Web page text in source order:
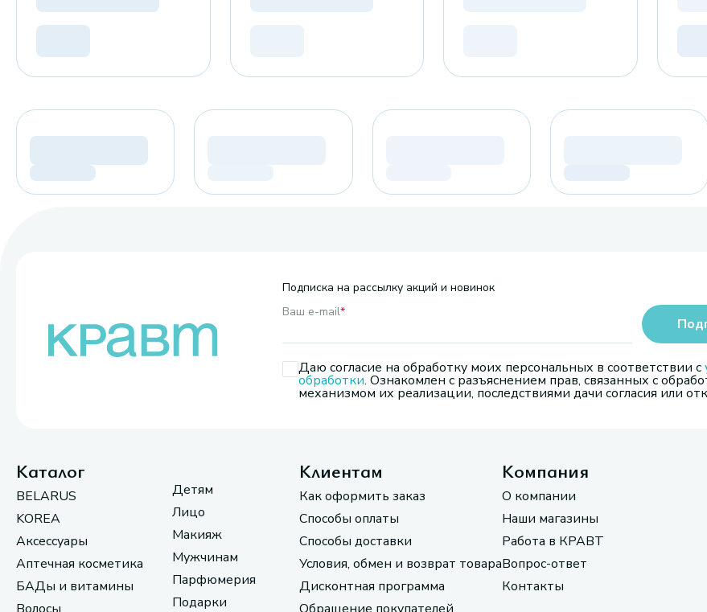
Подписка на рассылку акций и новинок
Ваш e-mail*
Даю согласие на обработку моих персональных в соответствии с
обработки. Ознакомлен с разъяснением прав, связанных с
механизмом их реализации, последствиями дачи согласия или
Каталог
BELARUS
KOREA
Аксессуары
Аптечная косметика
БАДы и витамины
Детям
Лицо
Макияж
Мужчинам
Парфюмерия
Подарки
Клиентам
Как оформить заказ
Способы оплаты
Способы доставки
Условия, обмен и возврат товара
Дисконтная программа
Компания
О компании
Наши магазины
Работа в КРАВТ
Вопрос-ответ
Контакты